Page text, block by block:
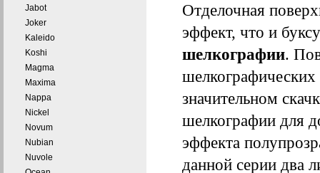
Jabot
Joker
Kaleido
Koshi
Magma
Maxima
Nappa
Nickel
Novum
Nubian
Nuvole
Отделочная
эффект, что и
шелкографии.
шелкографических
значительном
шелкографии для
эффекта
данной серии два